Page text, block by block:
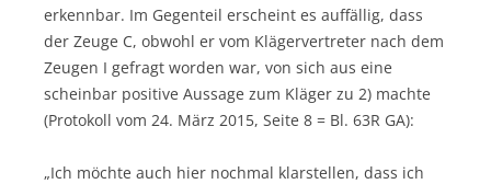
erkennbar. Im Gegenteil erscheint es auffällig, dass
der Zeuge C, obwohl er vom Klägervertreter nach dem
Zeugen I gefragt worden war, von sich aus eine
scheinbar positive Aussage zum Kläger zu 2) machte
(Protokoll vom 24. März 2015, Seite 8 = Bl. 63R GA):
„Ich möchte auch hier nochmal klarstellen, dass ich